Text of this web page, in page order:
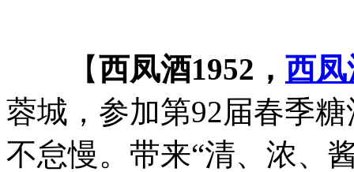
【西凤酒1952， 西
蓉城，参加第92届春季
不怠慢。带来“清、浓、